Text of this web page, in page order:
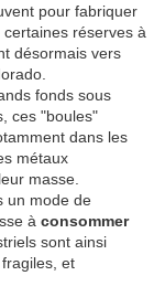
pour fabriquer
réserves à
désormais vers
fonds sous
ces "boules"
dans les
métaux
masse.
un mode de
à consommer
sont ainsi
et